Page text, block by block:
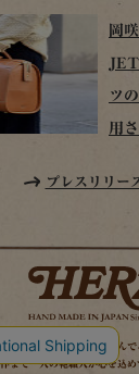
岡
ツ
用
プレスリリー
る味わいがある。使い込んで
まで一人の鞄職人が心を込め